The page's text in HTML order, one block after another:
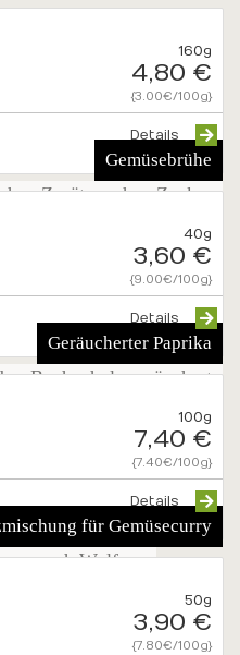
Gemüsebrühe
Zusätze, ohne Zucker
160g
4,80 €
{3.00€/100g}
Details
Geräucherter Paprika
Buchenholz geräuchert
40g
3,60 €
{9.00€/100g}
Details
für Gemüsecurry
nach Wolfgang
100g
7,40 €
{7.40€/100g}
Details
50g
3,90 €
{7.80€/100g}